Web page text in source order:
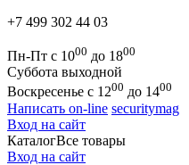
+7 499 302 44 03
Пн-Пт с 1000 до 1800
Суббота выходной
Воскресенье с 1200 до 1400
Написать on-line securitymag
Вход на сайт
КаталогВсе товары
Вход на сайт